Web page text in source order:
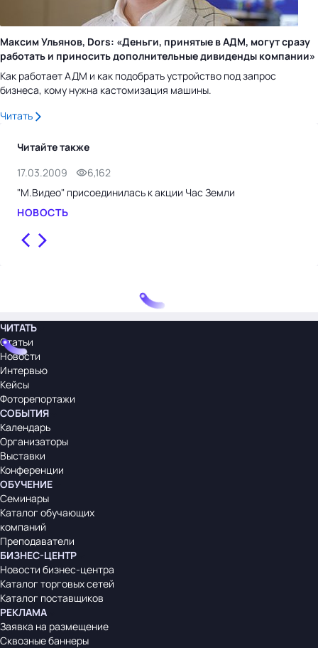
Максим Ульянов, Dors: «Деньги, принятые в АДМ, могут сразу
работать и приносить дополнительные дивиденды компании»
Как работает АДМ и как подобрать устройство под запрос
бизнеса, кому нужна кастомизация машины.
Читать
Читайте также
17.03.2009
6,162
"М.Видео" присоединилась к акции Час Земли
НОВОСТЬ
ЧИТАТЬ
Статьи
Новости
Интервью
Кейсы
Фоторепортажи
СОБЫТИЯ
Календарь
Организаторы
Выставки
Конференции
ОБУЧЕНИЕ
Семинары
Каталог обучающих
компаний
Преподаватели
БИЗНЕС-ЦЕНТР
Новости бизнес-центра
Каталог торговых сетей
Каталог поставщиков
РЕКЛАМА
Заявка на размещение
Сквозные баннеры